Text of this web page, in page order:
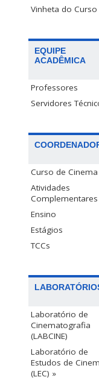
Vinheta do Curso
EQUIPE
ACADÊMICA
Professores
Servidores
Curso de Cinema
Atividades
Complementares
Ensino
Estágios
TCCs
Laboratório de
Cinematografia
(LABCINE)
Laboratório de
Estudos de
(LEC) »